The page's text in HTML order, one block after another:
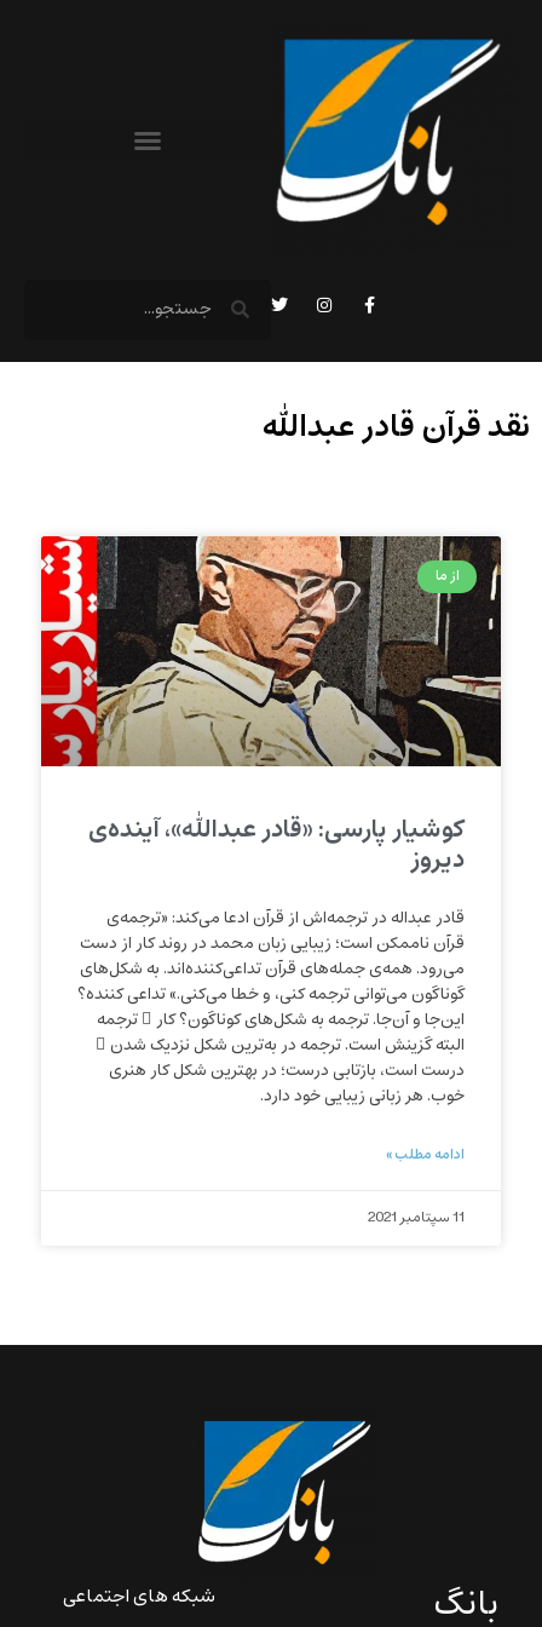
نقد قرآن قادر عبدالله
از ما
کوشیار پارسی: «قادر عبدالله»، آینده‌ی
دیروز
قادر عبداله در ترجمه‌اش از قرآن ادعا می‌کند: «ترجمه‌ی
قرآن ناممکن است؛ زیبایی زبان محمد در روند کار از دست
می‌رود. همه‌ی جمله‌های قرآن تداعی‌کننده‌اند. به شکل‌های
گوناگون می‌توانی ترجمه کنی، و خطا می‌کنی.» تداعی کننده؟
این‌جا و آن‌جا. ترجمه به شکل‌های کوناگون؟ کار ِ ترجمه
البته گزینش است. ترجمه در به‌ترین شکل نزدیک شدن ِ
درست است، بازتابی درست؛ در بهترین شکل کار هنری
خوب. هر زبانی زیبایی خود دارد.
ادامه مطلب »
11 سپتامبر 2021
بانگ شبکه های اجتماعی